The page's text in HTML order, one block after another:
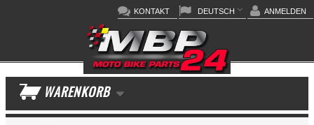
ANMELDEN
DEUTSCH
KONTAKT
WARENKORB